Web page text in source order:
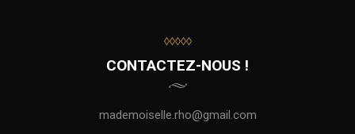
◊◊◊◊◊
CONTACTEZ-NOUS !
mademoiselle.rho@gmail.com